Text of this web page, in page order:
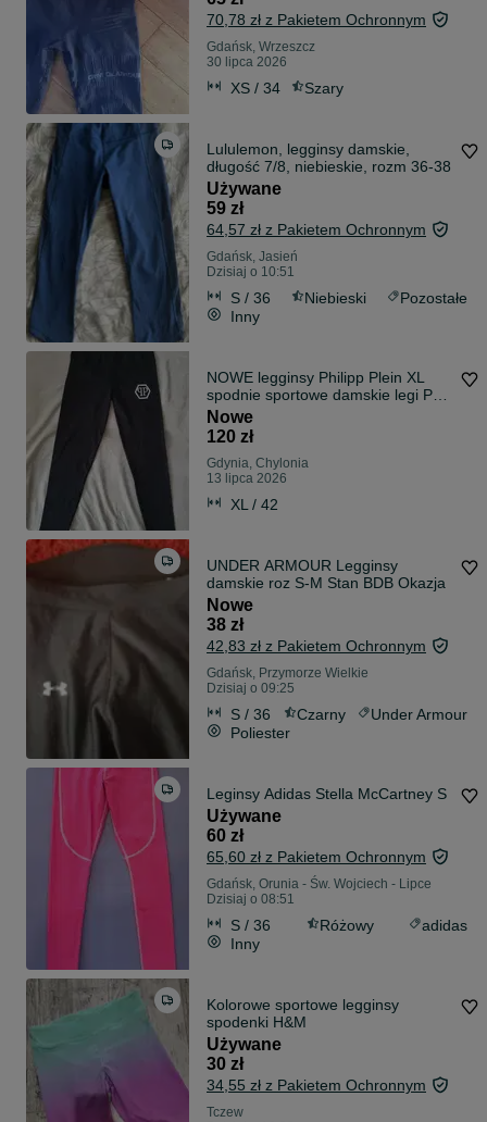
70,78 zł z Pakietem Ochronnym
Gdańsk, Wrzeszcz
30 lipca 2026
XS / 34 Szary
Lululemon, legginsy damskie,
długość 7/8, niebieskie, rozm 36-38
Używane
59 zł
64,57 zł z Pakietem Ochronnym
Gdańsk, Jasień
Dzisiaj o 10:51
S / 36 Niebieski
Pozostałe
Inny
NOWE legginsy Philipp Plein XL
spodnie sportowe damskie legi Pp
czarne
Nowe
120 zł
Gdynia, Chylonia
13 lipca 2026
XL / 42
UNDER ARMOUR Legginsy
damskie roz S-M Stan BDB Okazja
Nowe
38 zł
42,83 zł z Pakietem Ochronnym
Gdańsk, Przymorze Wielkie
Dzisiaj o 09:25
S / 36 Czarny
Under Armour
Poliester
Leginsy Adidas Stella McCartney S
Używane
60 zł
65,60 zł z Pakietem Ochronnym
Gdańsk, Orunia - Św. Wojciech - Lipce
Dzisiaj o 08:51
S / 36 Różowy
adidas
Inny
Kolorowe sportowe legginsy
spodenki H&M
Używane
30 zł
34,55 zł z Pakietem Ochronnym
Tczew